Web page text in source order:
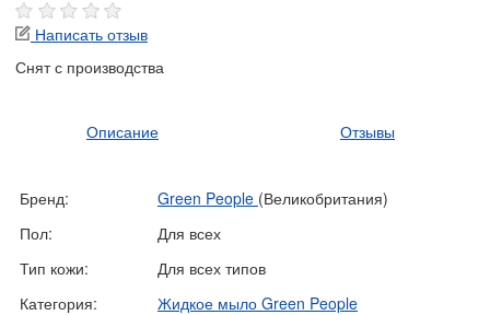
Написать отзыв
Снят с производства
Описание Отзывы
Бренд: Green People (Великобритания)
Пол:
Для всех
Тип кожи:
Для всех типов
Категория:
Жидкое мыло Green People